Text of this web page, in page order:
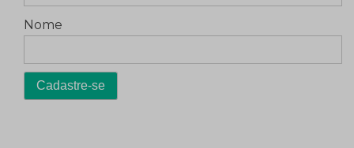
Nome